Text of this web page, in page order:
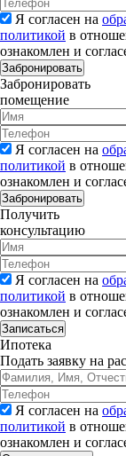
Я согласен на
политикой в
ознакомлен и
Забронировать
Забронировать
помещение
Я согласен на
политикой в
ознакомлен и
Забронировать
Получить
консультацию
Я согласен на
политикой в
ознакомлен и
Записаться
Ипотека
Подать заявку на
Я согласен на
политикой в
ознакомлен и